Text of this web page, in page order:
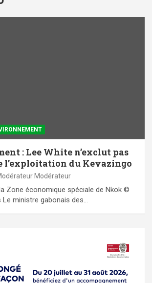
: Lee White n’exclut pas
l’exploitation du Kevazingo
Modérateur
Zone économique spéciale de Nkok ©
Le ministre gabonais des…